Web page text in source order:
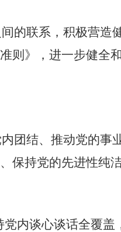
的联系，积极营造
则》，进一步健全
团结、推动党的事
保持党的先进性纯
内谈心谈话全覆盖